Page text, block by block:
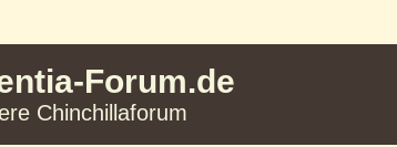
Forum.de
Chinchillaforum